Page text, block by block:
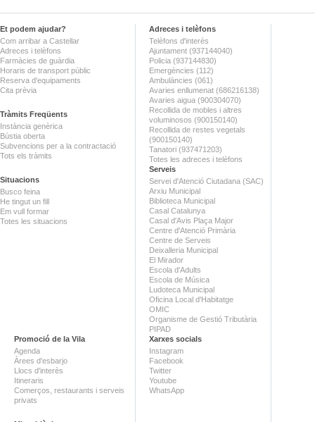
Et podem ajudar?
Com arribar a Castellar
Adreces i telèfons
Farmàcies de guàrdia
Horaris de transport públic
Reserva d'equipaments
Cita prèvia
Tràmits Freqüents
Instància genèrica
Bústia oberta
Subvencions per a la contractació
Tots els tràmits
Situacions
Busco feina
He tingut un fill
Em vull formar
Totes les situacions
Adreces i telèfons
Telèfons d'interès
Ajuntament (937144040)
Policia (937144830)
Emergències (112)
Ambulàncies (061)
Avaries enllumenat (686216138)
Avaries aigua (900304070)
Recollida de mobles i altres
voluminosos (900150140)
Recollida de restes vegetals
(900150140)
Tanatori (937471203)
Totes les adreces i telèfons
Serveis
Servei d'Atenció Ciutadana (SAC)
Arxiu Municipal
Biblioteca Municipal
Casal Catalunya
Casal d'Avis Plaça Major
Centre d'Atenció Primària
Centre de Serveis
Deixalleria Municipal
El Mirador
Escola d'Adults
Escola de Música
Ludoteca Municipal
Oficina Local d'Habitatge
OMIC
Organisme de Gestió Tributària
PIPAD
Promoció de la Vila
Agenda
Àrees d'esbarjo
Llocs d'interès
Itineraris
Comerços, restaurants i serveis
privats
Xarxes socials
Instagram
Facebook
Twitter
Youtube
WhatsApp